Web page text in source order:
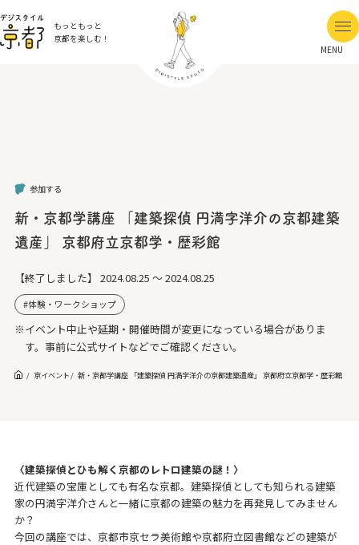
もっともっと
京都を楽しむ！
MENU
参加する
新・京都学講座 「建築探偵 円満字洋介の京都建築
遺産」 京都府立京都学・歴彩館
【終了しました】 2024.08.25 ～ 2024.08.25
体験・ワークショップ
※イベント中止や延期・開催時間が変更になっている場合がありま
す。事前に公式サイトなどでご確認ください。
京イベント 新・京都学講座 「建築探偵 円満字洋介の京都建築遺産」 京都府立京都学・歴彩館
〈建築探偵とひも解く京都のレトロ建築の謎！〉
近代建築の宝庫としても有名な京都。建築探偵としても知られる建築
家の円満字洋介さんと一緒に京都の建築の魅力を再発見してみません
か？
今回の講座では、京都市京セラ美術館や京都府立図書館などの建築が